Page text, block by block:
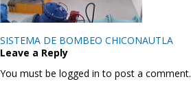
Post
navigation
SISTEMA DE BOMBEO CHICONAUTLA
Leave a Reply
You must be logged in to post a comment.